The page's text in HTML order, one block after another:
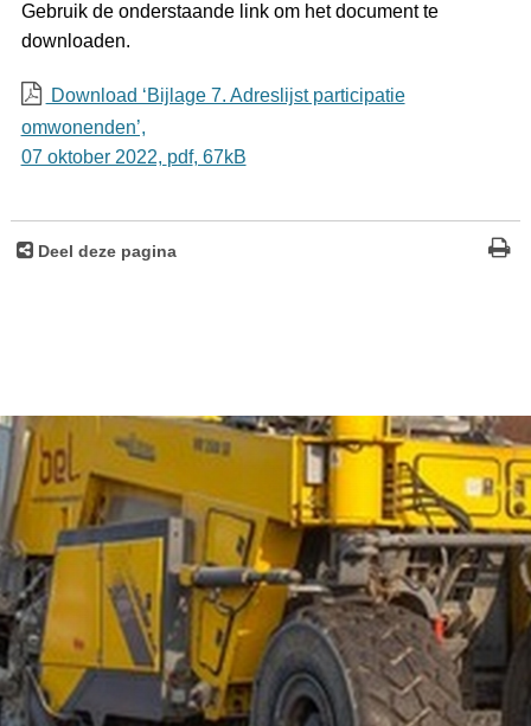
Gebruik de onderstaande link om het document te
downloaden.
Download ‘Bijlage 7. Adreslijst participatie
omwonenden’,
07 oktober 2022, pdf, 67kB
Deel deze pagina